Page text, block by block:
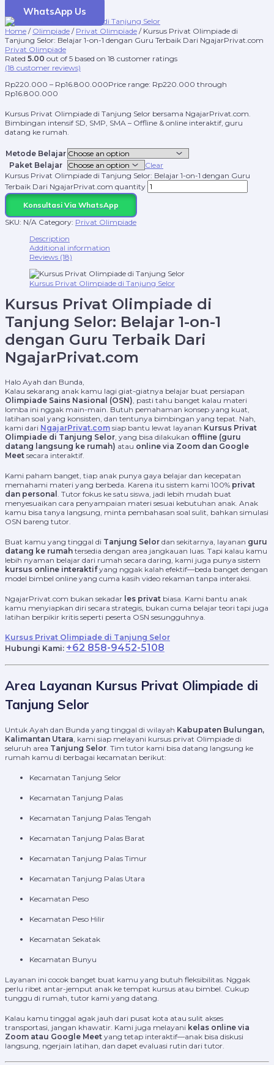
WhatsApp Us
Home / Olimpiade / Privat Olimpiade / Kursus Privat Olimpiade di
Tanjung Selor: Belajar 1-on-1 dengan Guru Terbaik Dari NgajarPrivat.com
Privat Olimpiade
Rated 5.00 out of 5 based on 18 customer ratings
(18 customer reviews)
Rp220.000 – Rp16.800.000Price range: Rp220.000 through
Rp16.800.000
Kursus Privat Olimpiade di Tanjung Selor bersama NgajarPrivat.com.
Bimbingan intensif SD, SMP, SMA – Offline & online interaktif, guru
datang ke rumah.
Metode Belajar
Paket Belajar
Clear
Kursus Privat Olimpiade di Tanjung Selor: Belajar 1-on-1 dengan Guru
Terbaik Dari NgajarPrivat.com quantity
Konsultasi Via WhatsApp
SKU: N/A Category: Privat Olimpiade
Description
Additional information
Reviews (18)
Kursus Privat Olimpiade di Tanjung Selor
Kursus Privat Olimpiade di
Tanjung Selor: Belajar 1-on-1
dengan Guru Terbaik Dari
NgajarPrivat.com
Halo Ayah dan Bunda,
Kalau sekarang anak kamu lagi giat-giatnya belajar buat persiapan
Olimpiade Sains Nasional (OSN), pasti tahu banget kalau materi
lomba ini nggak main-main. Butuh pemahaman konsep yang kuat,
latihan soal yang konsisten, dan tentunya bimbingan yang tepat. Nah,
kami dari NgajarPrivat.com siap bantu lewat layanan Kursus Privat
Olimpiade di Tanjung Selor, yang bisa dilakukan offline (guru
datang langsung ke rumah) atau online via Zoom dan Google
Meet secara interaktif.
Kami paham banget, tiap anak punya gaya belajar dan kecepatan
memahami materi yang berbeda. Karena itu sistem kami 100% privat
dan personal . Tutor fokus ke satu siswa, jadi lebih mudah buat
menyesuaikan cara penyampaian materi sesuai kebutuhan anak. Anak
kamu bisa tanya langsung, minta pembahasan soal sulit, bahkan simulasi
OSN bareng tutor.
Buat kamu yang tinggal di Tanjung Selor dan sekitarnya, layanan guru
datang ke rumah tersedia dengan area jangkauan luas. Tapi kalau kamu
lebih nyaman belajar dari rumah secara daring, kami juga punya sistem
kursus online interaktifyang nggak kalah efektif—beda banget dengan
model bimbel online yang cuma kasih video rekaman tanpa interaksi.
NgajarPrivat.com bukan sekadar les privat biasa. Kami bantu anak
kamu menyiapkan diri secara strategis, bukan cuma belajar teori tapi juga
latihan berpikir kritis seperti peserta OSN sesungguhnya.
Kursus Privat Olimpiade di Tanjung Selor
Hubungi Kami: +62 858-9452-5108
Area Layanan Kursus Privat Olimpiade di
Tanjung Selor
Untuk Ayah dan Bunda yang tinggal di wilayah Kabupaten Bulungan,
Kalimantan Utara , kami siap melayani kursus privat Olimpiade di
seluruh area Tanjung Selor . Tim tutor kami bisa datang langsung ke
rumah kamu di berbagai kecamatan berikut:
Kecamatan Tanjung Selor
Kecamatan Tanjung Palas
Kecamatan Tanjung Palas Tengah
Kecamatan Tanjung Palas Barat
Kecamatan Tanjung Palas Timur
Kecamatan Tanjung Palas Utara
Kecamatan Peso
Kecamatan Peso Hilir
Kecamatan Sekatak
Kecamatan Bunyu
Layanan ini cocok banget buat kamu yang butuh fleksibilitas. Nggak
perlu ribet antar-jemput anak ke tempat kursus atau bimbel. Cukup
tunggu di rumah, tutor kami yang datang.
Kalau kamu tinggal agak jauh dari pusat kota atau sulit akses
transportasi, jangan khawatir. Kami juga melayani kelas online via
Zoom atau Google Meet yang tetap interaktif—anak bisa diskusi
langsung, ngerjain latihan, dan dapet evaluasi rutin dari tutor.